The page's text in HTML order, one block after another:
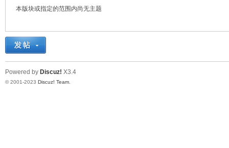
本版块或指定的范围内尚无主题
Powered by Discuz! X3.4
© 2001-2023 Discuz! Team.